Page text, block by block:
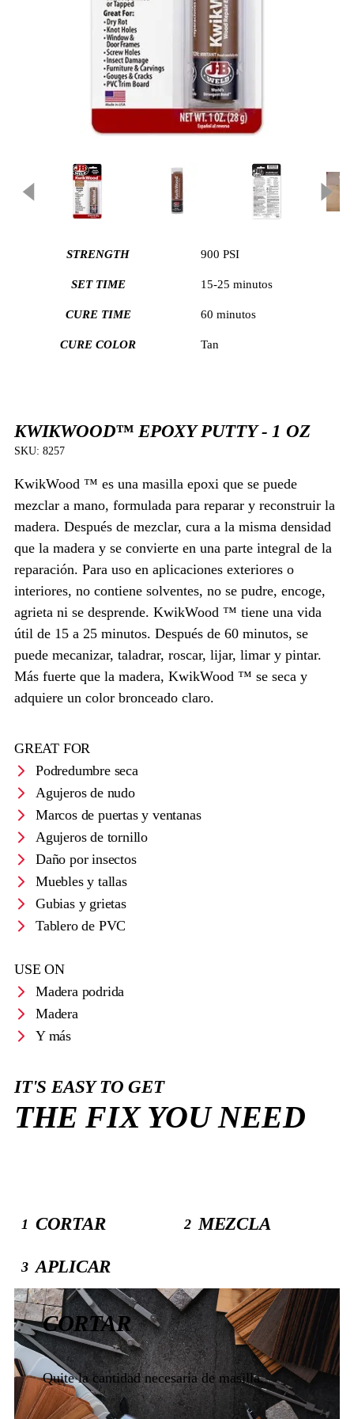
Previous
STRENGTH 900 PSI
SET TIME 15-25 minutos
CURE TIME 60 minutos
CURE COLOR Tan
KWIKWOOD™ EPOXY PUTTY - 1 OZ
SKU: 8257
KwikWood ™ es una masilla epoxi que se puede
mezclar a mano, formulada para reparar y reconstruir la
madera. Después de mezclar, cura a la misma densidad
que la madera y se convierte en una parte integral de la
reparación. Para uso en aplicaciones exteriores o
interiores, no contiene solventes, no se pudre, encoge,
agrieta ni se desprende. KwikWood ™ tiene una vida
útil de 15 a 25 minutos. Después de 60 minutos, se
puede mecanizar, taladrar, roscar, lijar, limar y pintar.
Más fuerte que la madera, KwikWood ™ se seca y
adquiere un color bronceado claro.
GREAT FOR
Podredumbre seca
Agujeros de nudo
Marcos de puertas y ventanas
Agujeros de tornillo
Daño por insectos
Muebles y tallas
Gubias y grietas
Tablero de PVC
USE ON
Madera podrida
Madera
Y más
IT'S EASY TO GET
THE FIX YOU NEED
1 CORTAR 2 MEZCLA
3 APLICAR
CORTAR
Quite la cantidad necesaria de masilla.
Amasar bien la masilla con los dedos hasta obtener un
color uniforme.
Presione la masilla firmemente contra la superficie a
reparar.